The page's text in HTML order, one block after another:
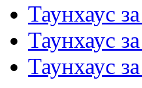
Таунхаус
Таунхаус
Таунхаус